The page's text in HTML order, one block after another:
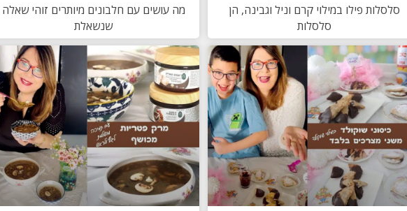
סלסלות פילו במילוי קרם וניל וגבינה, הן
סלסלות
מה עושים עם חלבונים מיותרים זוהי שאלה
שנשאלת